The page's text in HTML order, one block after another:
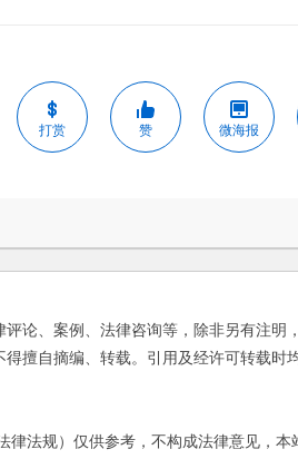
打赏 赞 微海报
论、案例、法律咨询等，除非另有注明
擅自摘编、转载。引用及经许可转载时
规）仅供参考，不构成法律意见，本